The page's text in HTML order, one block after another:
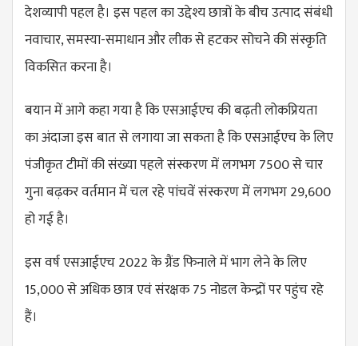
देशव्यापी पहल है। इस पहल का उद्देश्य छात्रों के बीच उत्पाद संबंधी
नवाचार, समस्या-समाधान और लीक से हटकर सोचने की संस्कृति
विकसित करना है।
बयान में आगे कहा गया है कि एसआईएच की बढ़ती लोकप्रियता
का अंदाजा इस बात से लगाया जा सकता है कि एसआईएच के लिए
पंजीकृत टीमों की संख्या पहले संस्करण में लगभग 7500 से चार
गुना बढ़कर वर्तमान में चल रहे पांचवें संस्करण में लगभग 29,600
हो गई है।
इस वर्ष एसआईएच 2022 के ग्रैंड फिनाले में भाग लेने के लिए
15,000 से अधिक छात्र एवं संरक्षक 75 नोडल केन्द्रों पर पहुंच रहे
हैं।